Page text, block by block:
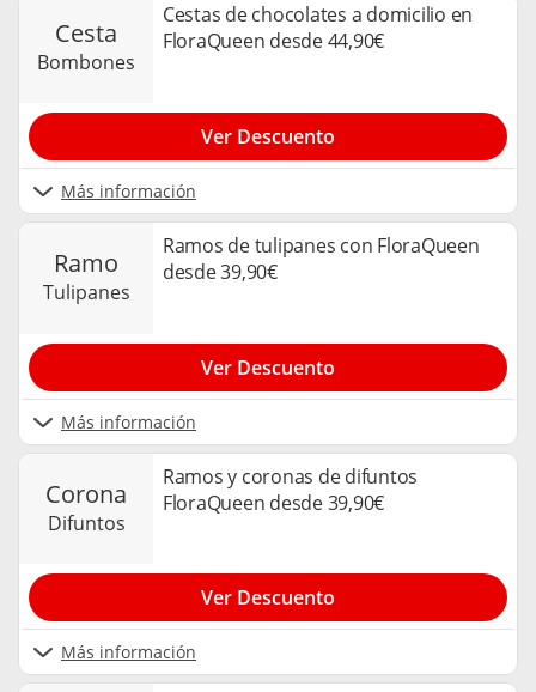
cesta
bombones
Cestas de chocolates a domicilio en
FloraQueen desde 44,90€
Más información
Ver Descuento
ramo
tulipanes
Ramos de tulipanes con FloraQueen
desde 39,90€
Más información
Ver Descuento
corona
difuntos
Ramos y coronas de difuntos
FloraQueen desde 39,90€
Más información
Ver Descuento